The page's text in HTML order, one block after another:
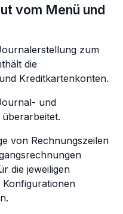
vom Menü und
zum
die
Kreditkartenkonten.
und
von Rechnungszeilen
die jeweiligen